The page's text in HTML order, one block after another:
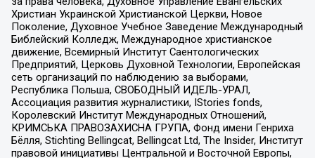
Христиан Украинской Христианской Церкви, Новое
Поколение, Духовное Учебное Заведение Международный
Библейский Колледж, Международное христианское
движение, Всемирный Институт Саентологических
Предприятий, Церковь Духовной Технологии, Европейская
сеть организаций по наблюдению за выборами,
Республика Польша, СВОБОДНЫЙ ИДЕЛЬ-УРАЛ,
Ассоциация развития журналистики, IStories fonds,
Королевский Институт Международных Отношений,
КРИМСЬКА ПРАВОЗАХИСНА ГРУПА, Фонд имени Генриха
Бёлля, Stichting Bellingcat, Bellingcat Ltd, The Insider, Институт
правовой инициативы Центральной и Восточной Европы,